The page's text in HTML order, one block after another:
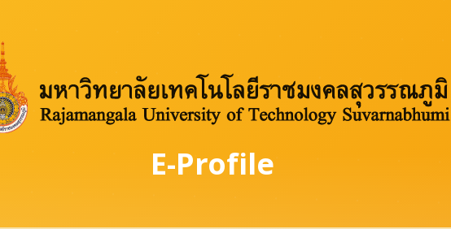
E-Profile